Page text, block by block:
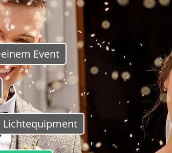
Event
Lichtequipment